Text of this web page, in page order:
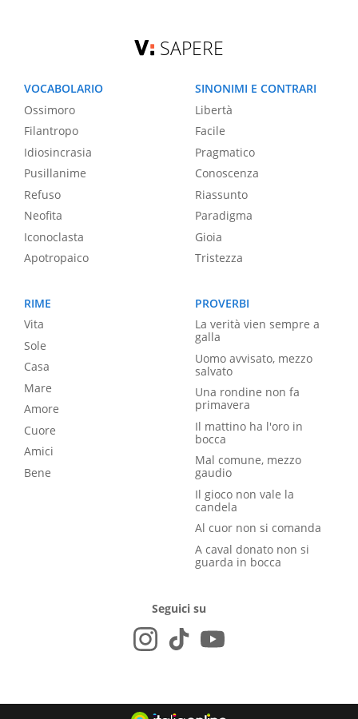
SAPERE
VOCABOLARIO
Ossimoro
Filantropo
Idiosincrasia
Pusillanime
Refuso
Neofita
Iconoclasta
Apotropaico
SINONIMI E CONTRARI
Libertà
Facile
Pragmatico
Conoscenza
Riassunto
Paradigma
Gioia
Tristezza
RIME
Vita
Sole
Casa
Mare
Amore
Cuore
Amici
Bene
PROVERBI
La verità vien sempre a
galla
Uomo avvisato, mezzo
salvato
Una rondine non fa
primavera
Il mattino ha l'oro in
bocca
Mal comune, mezzo
gaudio
Il gioco non vale la
candela
Al cuor non si comanda
A caval donato non si
guarda in bocca
Seguici su